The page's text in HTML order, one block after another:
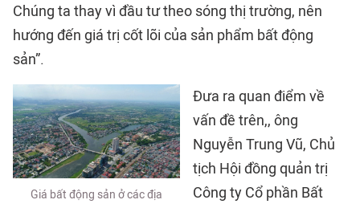
Chúng ta thay vì đầu tư theo sóng thị trường, nên
hướng đến giá trị cốt lõi của sản phẩm bất động
sản”.
Giá bất động sản ở các địa
Đưa ra quan điểm về
vấn đề trên,, ông
Nguyễn Trung Vũ, Chủ
tịch Hội đồng quản trị
Công ty Cổ phần Bất